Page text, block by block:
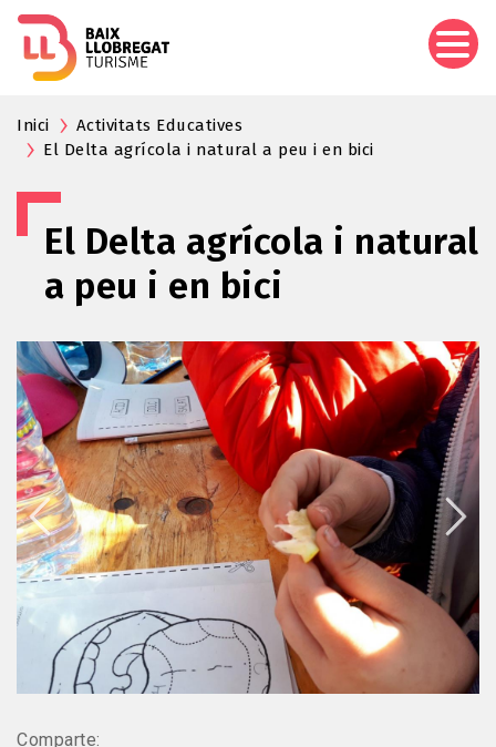
Inici
Activitats Educatives
El Delta agrícola i natural a peu i en bici
El Delta agrícola i natural
a peu i en bici
Comparte: